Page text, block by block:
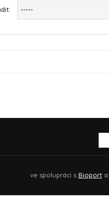
-----
ve spolupráci s Bioporta